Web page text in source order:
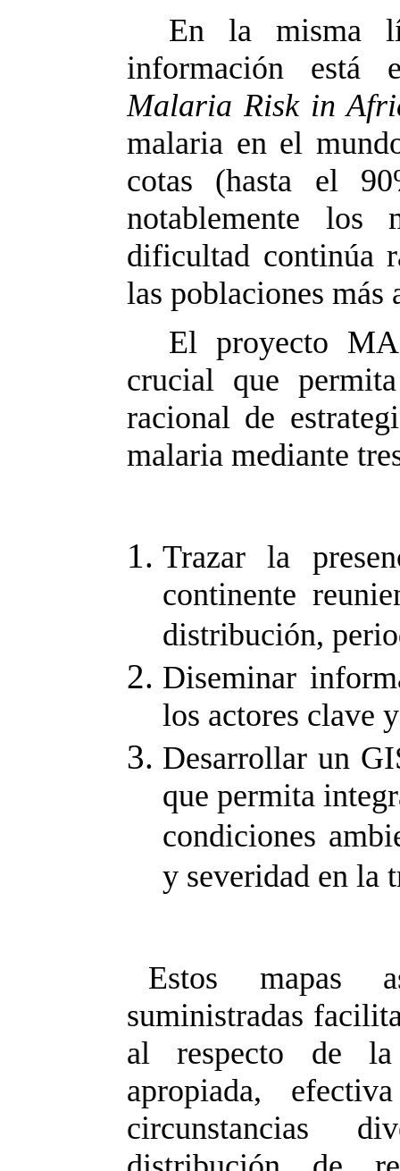
En la misma
información
Malaria Risk in
malaria en el
cotas (hasta el
notablemente los
dificultad continúa
las poblaciones más
El proyecto
crucial que
racional de
malaria mediante
Trazar la
continente
distribución,
Diseminar
los actores clave y
Desarrollar un
que permita
condiciones
y severidad en la
Estos mapas
suministradas
al respecto de la
apropiada,
circunstancias